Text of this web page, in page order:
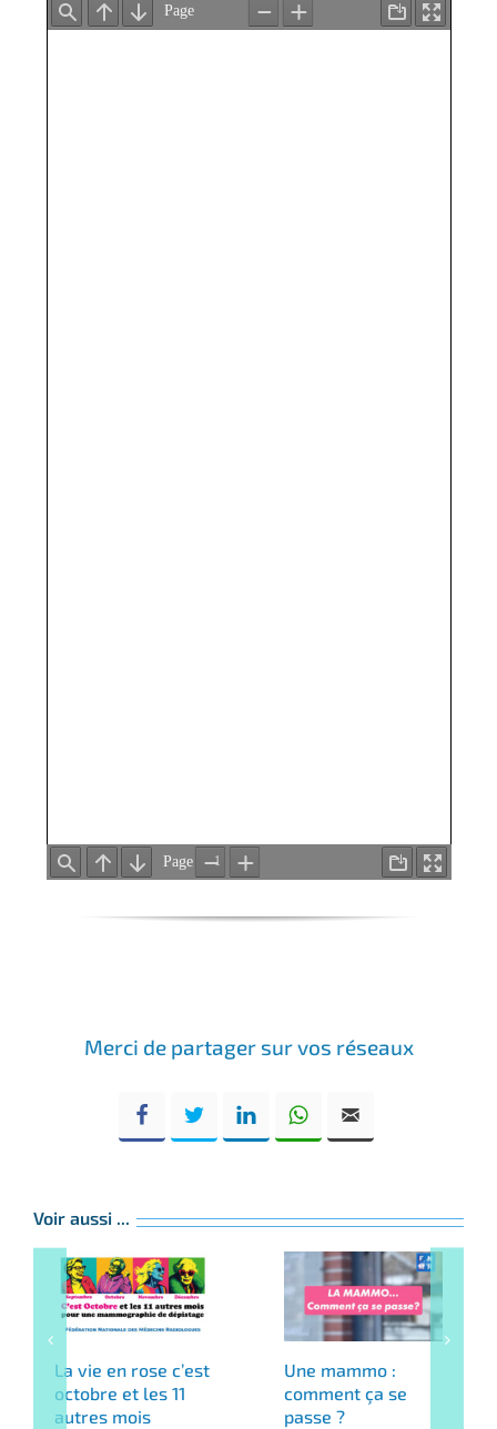
Merci de partager sur vos réseaux
Voir aussi ...
La vie en rose c’est
octobre et les 11
autres mois
Une mammo :
comment ça se
passe ?